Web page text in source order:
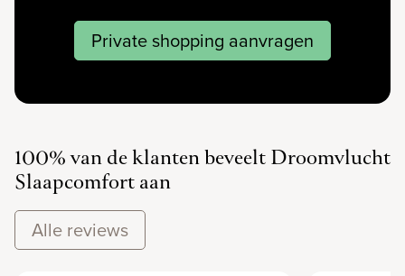
Private shopping aanvragen
100% van de klanten beveelt Droomvlucht
Slaapcomfort aan
Alle reviews